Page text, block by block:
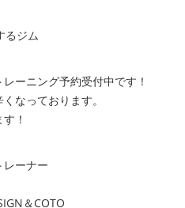
るジム
ーニング予約受付中です！
なっております。
！
レーナー
＆COTO